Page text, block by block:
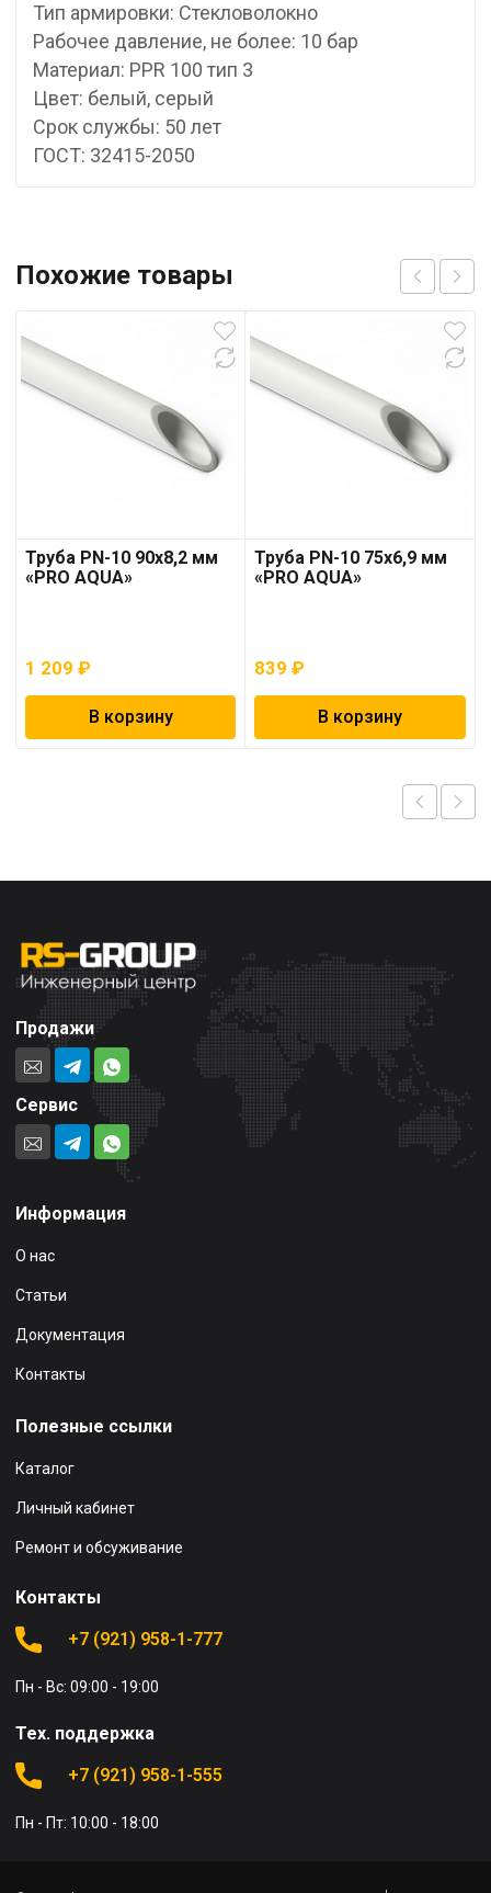
Тип армировки: Стекловолокно
Рабочее давление, не более: 10 бар
Материал: PPR 100 тип 3
Цвет: белый, серый
Срок службы: 50 лет
ГОСТ: 32415-2050
Похожие товары
Труба PN-10 90х8,2 мм
«PRO AQUA»
1 209 ₽
В корзину
Труба PN-10 75х6,9 мм
«PRO AQUA»
839₽
В корзину
Продажи
Сервис
Информация
О нас
Статьи
Документация
Контакты
Полезные ссылки
Каталог
Личный кабинет
Ремонт и обсуживание
Контакты
+7 (921) 958-1-777
Пн - Вс: 09:00 - 19:00
Тех. поддержка
+7 (921) 958-1-555
Пн - Пт: 10:00 - 18:00